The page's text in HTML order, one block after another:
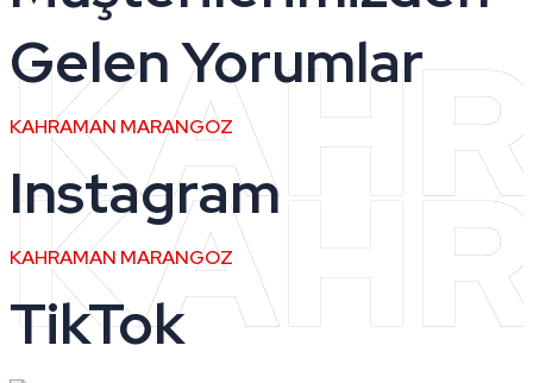
Gelen Yorumlar
KAHRAMAN MARANGOZ
Instagram
KAHRAMAN MARANGOZ
TikTok